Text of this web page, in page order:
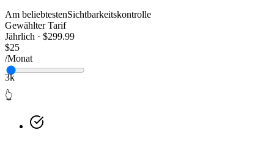
Am beliebtestenSichtbarkeitskontrolle
Gewählter Tarif
Jährlich · $299.99
$25
/Monat
3k
👆